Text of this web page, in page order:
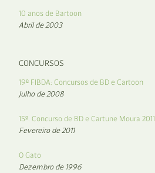
10 anos de Bartoon
Abril de 2003
CONCURSOS
19º FIBDA: Concursos de BD e Cartoon
Julho de 2008
15º. Concurso de BD e Cartune Moura 2011
Fevereiro de 2011
O Gato
Dezembro de 1996